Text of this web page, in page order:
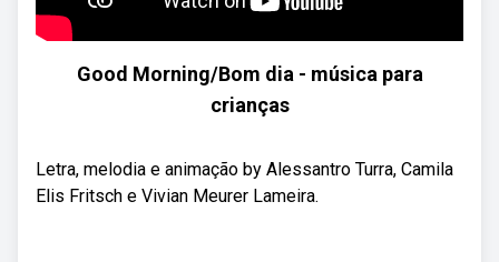
Good Morning/Bom dia - música para
crianças
Letra, melodia e animação by Alessantro Turra, Camila
Elis Fritsch e Vivian Meurer Lameira.